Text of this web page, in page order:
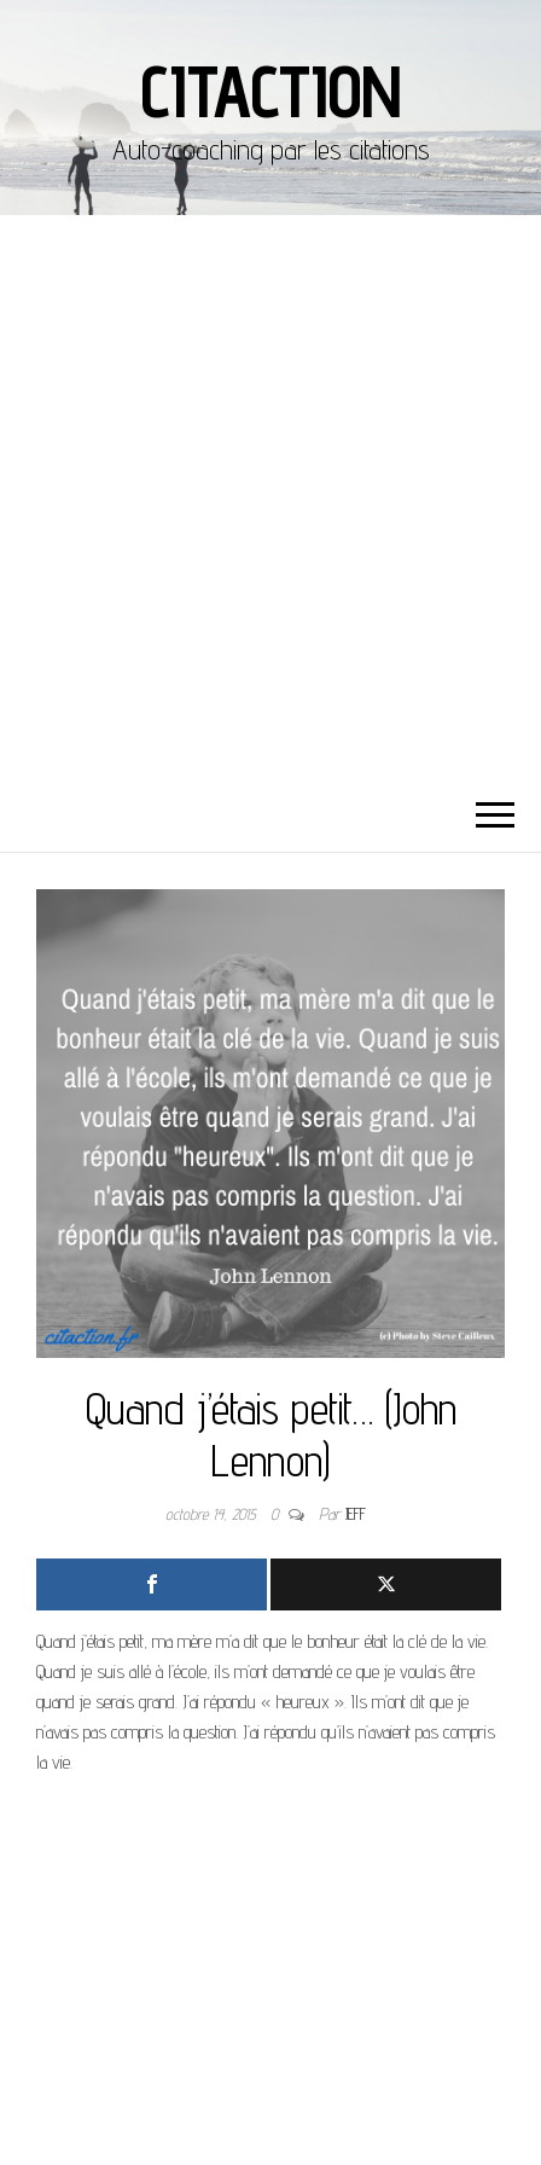
CITACTION
Auto-coaching par les citations
Quand j’étais petit… (John
Lennon)
octobre 14, 2015 0 ParJEFF
Quand j’étais petit, ma mère m’a dit que le bonheur était la clé de la vie.
Quand je suis allé à l’école, ils m’ont demandé ce que je voulais être
quand je serais grand. J’ai répondu « heureux ». Ils m’ont dit que je
n’avais pas compris la question. J’ai répondu qu’ils n’avaient pas compris
la vie.